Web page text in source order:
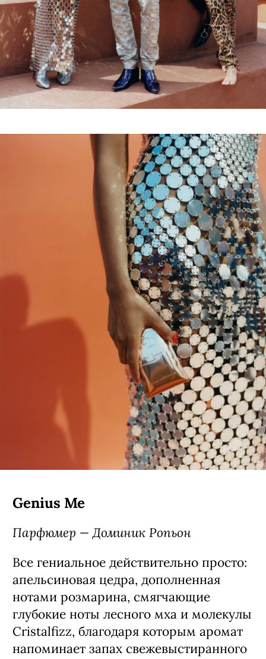
Genius Me
Парфюмер — Доминик Ропьон
Все гениальное действительно просто:
апельсиновая цедра, дополненная
нотами розмарина, смягчающие
глубокие ноты лесного мха и молекулы
Cristalfizz, благодаря которым аромат
напоминает запах свежевыстиранного